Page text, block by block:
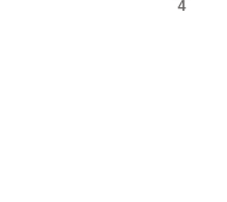
4